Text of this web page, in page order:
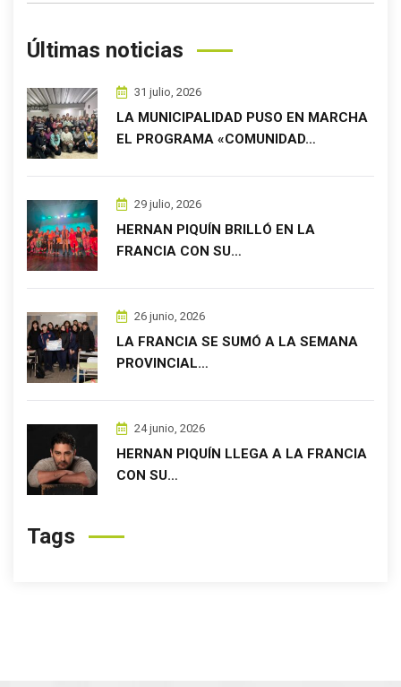
Últimas noticias
31 julio, 2026
LA MUNICIPALIDAD PUSO EN MARCHA
EL PROGRAMA «COMUNIDAD…
29 julio, 2026
HERNAN PIQUÍN BRILLÓ EN LA
FRANCIA CON SU…
26 junio, 2026
LA FRANCIA SE SUMÓ A LA SEMANA
PROVINCIAL…
24 junio, 2026
HERNAN PIQUÍN LLEGA A LA FRANCIA
CON SU…
Tags